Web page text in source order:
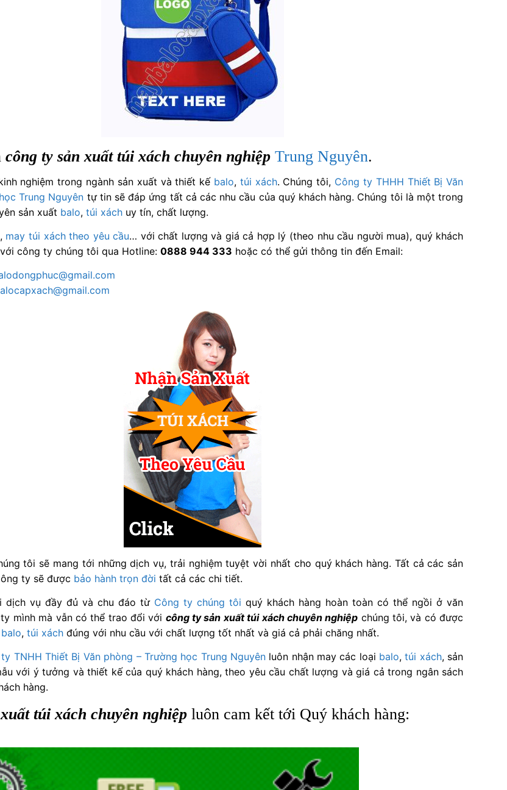
công ty sản xuất túi xách chuyên nghiệp Trung Nguyên.
nghiệm trong ngành sản xuất và thiết kế balo, túi xách. Chúng tôi, Công ty THHH Thiết Bị Văn
Trung Nguyên tự tin sẽ đáp ứng tất cả các nhu cầu của quý khách hàng. Chúng tôi là một trong
sản xuất balo,túi xách uy tín, chất lượng.
, may túi xách theo yêu cầu… với chất lượng và giá cả hợp lý (theo nhu cầu người mua), quý khách
công ty chúng tôi qua Hotline:0888 944 333 hoặc có thể gửi thông tin đến Email:
tôi sẽ mang tới những dịch vụ, trải nghiệm tuyệt vời nhất cho quý khách hàng. Tất cả các sản
ty sẽ được bảo hành trọn đời tất cả các chi tiết.
dịch vụ đầy đủ và chu đáo từ Công ty chúng tôi quý khách hàng hoàn toàn có thể ngồi ở văn
mình mà vẫn có thể trao đổi với công ty sản xuất túi xách chuyên nghiệp chúng tôi, và có được
balo,túi xách đúng với nhu cầu với chất lượng tốt nhất và giá cả phải chăng nhất.
TNHH Thiết Bị Văn phòng – Trường học Trung Nguyênluôn nhận may các loại balo,túi xách, sản
với ý tưởng và thiết kế của quý khách hàng, theo yêu cầu chất lượng và giá cả trong ngân sách
hàng.
túi xách chuyên nghiệp luôn cam kết tới Quý khách hàng: